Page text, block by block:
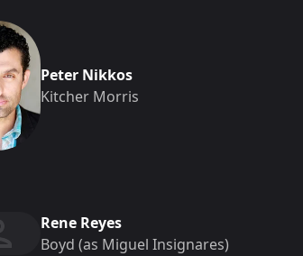
Peter Nikkos
Kitcher Morris
Rene Reyes
Boyd (as Miguel Insignares)